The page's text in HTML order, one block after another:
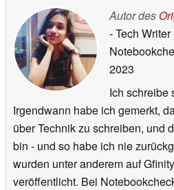
Autor des
- Tech Writer
2023
Ich schreibe
Irgendwann habe ich gemerkt,
über Technik zu schreiben, und
bin - und so habe ich nie
wurden unter anderem auf
veröffentlicht. Bei